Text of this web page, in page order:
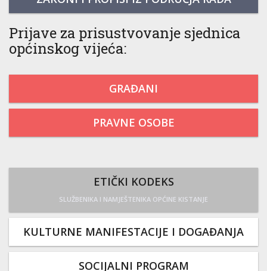
Prijave za prisustvovanje sjednica
općinskog vijeća:
GRAĐANI
PRAVNE OSOBE
ETIČKI KODEKS
SLUŽBENIKA I NAMJEŠTENIKA OPĆINE KISTANJE
KULTURNE MANIFESTACIJE I DOGAĐANJA
SOCIJALNI PROGRAM